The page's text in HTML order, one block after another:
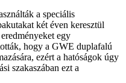
a speciális
két éven keresztül
egy
hogy a GWE duplafalú
ezért a hatóságok úgy
szakaszában ezt a